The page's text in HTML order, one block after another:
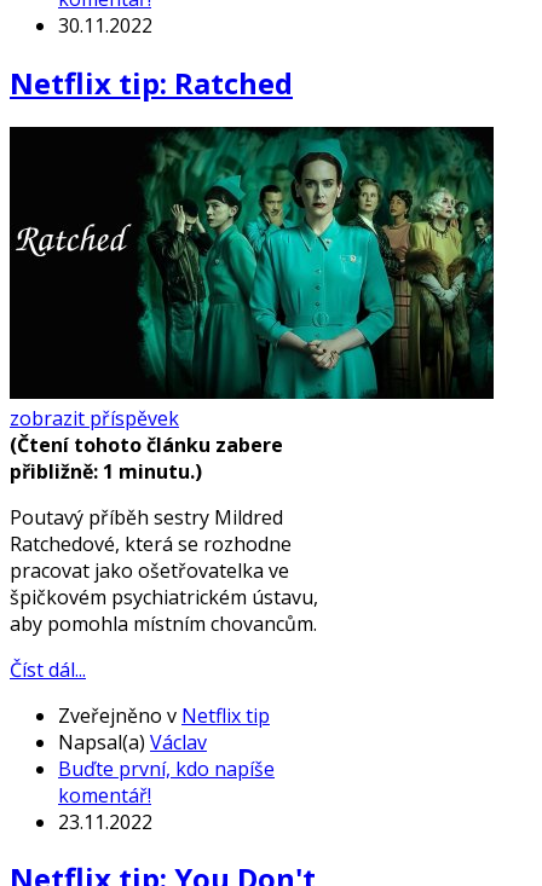
30.11.2022
Netflix tip: Ratched
zobrazit příspěvek
(Čtení tohoto článku zabere
přibližně: 1 minutu.)
Poutavý příběh sestry Mildred
Ratchedové, která se rozhodne
pracovat jako ošetřovatelka ve
špičkovém psychiatrickém ústavu,
aby pomohla místním chovancům.
Číst dál...
Zveřejněno v Netflix tip
Napsal(a) Václav
Buďte první, kdo napíše
komentář!
23.11.2022